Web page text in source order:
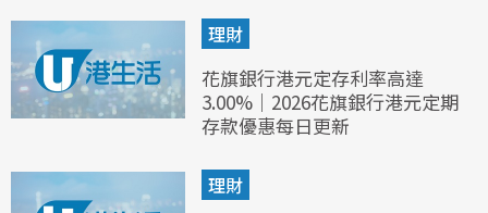
理財
花旗銀行港元定存利率高達
3.00%｜2026花旗銀行港元定期
存款優惠每日更新
理財